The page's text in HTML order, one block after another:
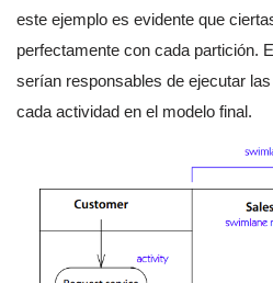
este ejemplo es evidente que
perfectamente con cada partición.
serían responsables de ejecutar
cada actividad en el modelo final.